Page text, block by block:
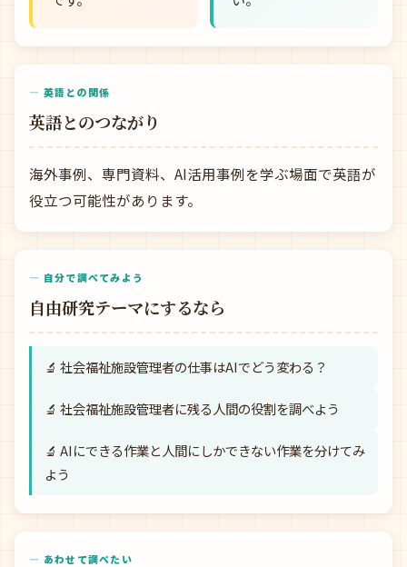
— 英語との関係
英語とのつながり
海外事例、専門資料、AI活用事例を学ぶ場面で英語が
役立つ可能性があります。
— 自分で調べてみよう
自由研究テーマにするなら
🔬 社会福祉施設管理者の仕事はAIでどう変わる？
🔬 社会福祉施設管理者に残る人間の役割を調べよう
🔬 AIにできる作業と人間にしかできない作業を分けてみ
よう
— あわせて調べたい